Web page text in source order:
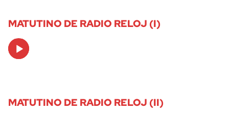
MATUTINO DE RADIO RELOJ (I)
Audio
Player
MATUTINO DE RADIO RELOJ (II)